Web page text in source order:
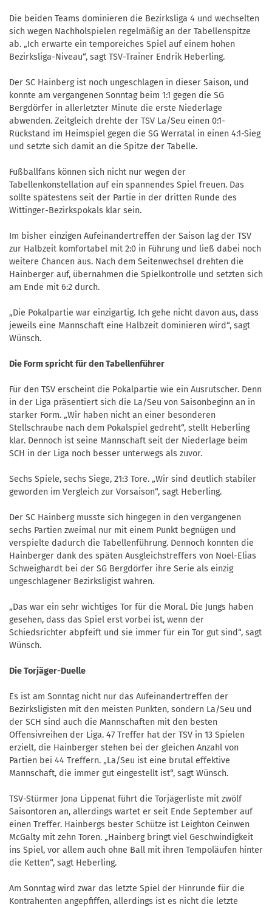
Die beiden Teams dominieren die Bezirksliga 4 und wechselten
sich wegen Nachholspielen regelmäßig an der Tabellenspitze
ab. „Ich erwarte ein temporeiches Spiel auf einem hohen
Bezirksliga-Niveau“, sagt TSV-Trainer Endrik Heberling.
Der SC Hainberg ist noch ungeschlagen in dieser Saison, und
konnte am vergangenen Sonntag beim 1:1 gegen die SG
Bergdörfer in allerletzter Minute die erste Niederlage
abwenden. Zeitgleich drehte der TSV La/Seu einen 0:1-
Rückstand im Heimspiel gegen die SG Werratal in einen 4:1-Sieg
und setzte sich damit an die Spitze der Tabelle.
Fußballfans können sich nicht nur wegen der
Tabellenkonstellation auf ein spannendes Spiel freuen. Das
sollte spätestens seit der Partie in der dritten Runde des
Wittinger-Bezirkspokals klar sein.
Im bisher einzigen Aufeinandertreffen der Saison lag der TSV
zur Halbzeit komfortabel mit 2:0 in Führung und ließ dabei noch
weitere Chancen aus. Nach dem Seitenwechsel drehten die
Hainberger auf, übernahmen die Spielkontrolle und setzten sich
am Ende mit 6:2 durch.
„Die Pokalpartie war einzigartig. Ich gehe nicht davon aus, dass
jeweils eine Mannschaft eine Halbzeit dominieren wird“, sagt
Wünsch.
Die Form spricht für den Tabellenführer
Für den TSV erscheint die Pokalpartie wie ein Ausrutscher. Denn
in der Liga präsentiert sich die La/Seu von Saisonbeginn an in
starker Form. „Wir haben nicht an einer besonderen
Stellschraube nach dem Pokalspiel gedreht“, stellt Heberling
klar. Dennoch ist seine Mannschaft seit der Niederlage beim
SCH in der Liga noch besser unterwegs als zuvor.
Sechs Spiele, sechs Siege, 21:3 Tore. „Wir sind deutlich stabiler
geworden im Vergleich zur Vorsaison“, sagt Heberling.
Der SC Hainberg musste sich hingegen in den vergangenen
sechs Partien zweimal nur mit einem Punkt begnügen und
verspielte dadurch die Tabellenführung. Dennoch konnten die
Hainberger dank des späten Ausgleichstreffers von Noel-Elias
Schweighardt bei der SG Bergdörfer ihre Serie als einzig
ungeschlagener Bezirksligist wahren.
„Das war ein sehr wichtiges Tor für die Moral. Die Jungs haben
gesehen, dass das Spiel erst vorbei ist, wenn der
Schiedsrichter abpfeift und sie immer für ein Tor gut sind“, sagt
Wünsch.
Die Torjäger-Duelle
Es ist am Sonntag nicht nur das Aufeinandertreffen der
Bezirksligisten mit den meisten Punkten, sondern La/Seu und
der SCH sind auch die Mannschaften mit den besten
Offensivreihen der Liga. 47 Treffer hat der TSV in 13 Spielen
erzielt, die Hainberger stehen bei der gleichen Anzahl von
Partien bei 44 Treffern. „La/Seu ist eine brutal effektive
Mannschaft, die immer gut eingestellt ist“, sagt Wünsch.
TSV-Stürmer Jona Lippenat führt die Torjägerliste mit zwölf
Saisontoren an, allerdings wartet er seit Ende September auf
einen Treffer. Hainbergs bester Schütze ist Leighton Ceinwen
McGalty mit zehn Toren. „Hainberg bringt viel Geschwindigkeit
ins Spiel, vor allem auch ohne Ball mit ihren Tempoläufen hinter
die Ketten“, sagt Heberling.
Am Sonntag wird zwar das letzte Spiel der Hinrunde für die
Kontrahenten angepfiffen, allerdings ist es nicht die letzte